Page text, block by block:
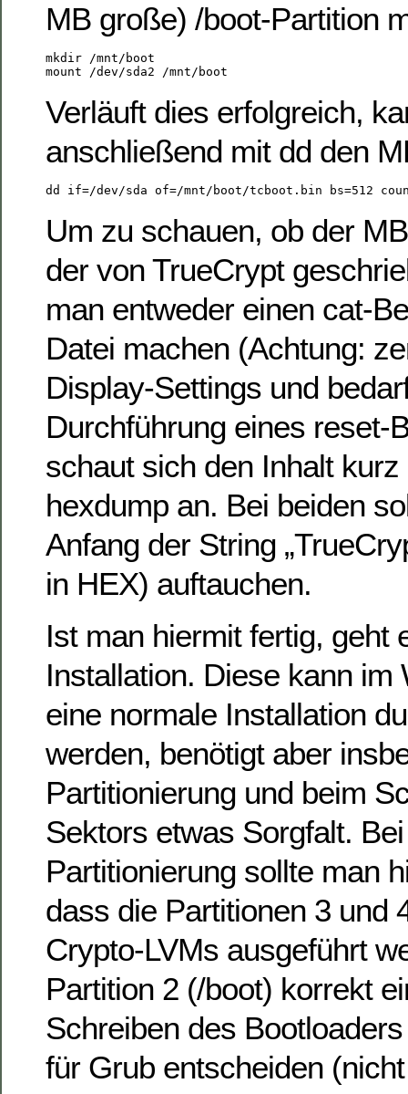
MB große) /boot-Partition
mkdir /mnt/boot
Verläuft dies erfolgreich,
anschließend mit dd den
Um zu schauen, ob der
der von TrueCrypt
man entweder einen cat-
Datei machen (Achtung:
Display-Settings und
Durchführung eines reset-
schaut sich den Inhalt kurz
hexdump an. Bei beiden
Anfang der String
in HEX) auftauchen.
Ist man hiermit fertig, geht
Installation. Diese kann im
eine normale Installation
werden, benötigt aber
Partitionierung und beim
Sektors etwas Sorgfalt.
Partitionierung sollte man
dass die Partitionen 3 und
Crypto-LVMs ausgeführt
Partition 2 (/boot) korrekt
Schreiben des
für Grub entscheiden